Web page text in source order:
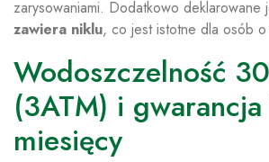
zarysowaniami. Dodatkowo deklarowane
zawiera niklu, co jest istotne dla osób
Wodoszczelność
(3ATM) i gwarancja
miesięcy